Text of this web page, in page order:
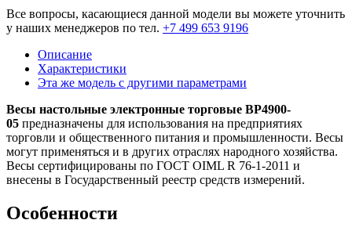
Все вопросы, касающиеся данной модели вы можете уточнить
у наших менеджеров по тел. +7 499 653 9196
Описание
Характеристики
Эта же модель с другими параметрами
Весы настольные электронные торговые ВР4900-
05 предназначены для использования на предприятиях
торговли и общественного питания и промышленности. Весы
могут применяться и в других отраслях народного хозяйства.
Весы сертифицированы по ГОСТ OIML R 76-1-2011 и
внесены в Государственный реестр средств измерений.
Особенности